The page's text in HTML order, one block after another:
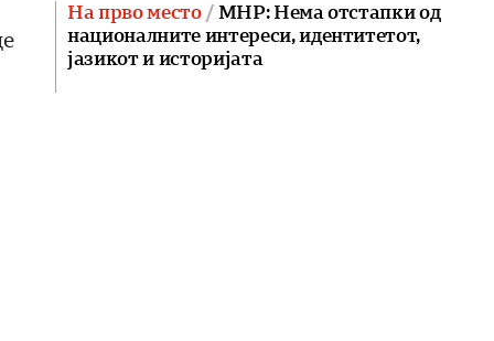
На прво место
МНР: Нема отстапки од
националните интереси, идентитетот,
јазикот и историјата